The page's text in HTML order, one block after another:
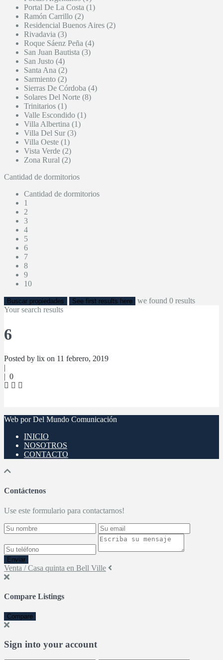
Portal De La Costa (1)
Ramón Carrillo (2)
Residencial Buenos Aires (2)
Rivadavia (3)
Roque Sáenz Peña (4)
San Juan Bautista (3)
San Justo (4)
Santa Ana (2)
Sarmiento (2)
Sierras De Córdoba (4)
Solares Del Norte (8)
Trinitarios (1)
Valle Escondido (1)
Villa Albertina (1)
Villa Del Sur (3)
Villa Oeste (1)
Vista Verde (2)
Zona Rural (2)
Cantidad de dormitorios
Cantidad de dormitorios
1
2
3
4
5
6
7
8
9
10
Buscar propiedades See first results here we found 0 results
Your search results
6
Posted by lix on 11 febrero, 2019
|
| 0
Web por Del Mundo Comunicación
INICIO
NOSOTROS
CONTACTO
Contáctenos
Use este formulario para contactarnos!
Enviar
Venta / Casa quinta en Bell Ville
Compare Listings
Compare
Sign into your account